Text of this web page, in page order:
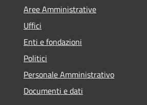
Aree Amministrative
Uffici
Enti e fondazioni
Politici
Personale Amministrativo
Documenti e dati